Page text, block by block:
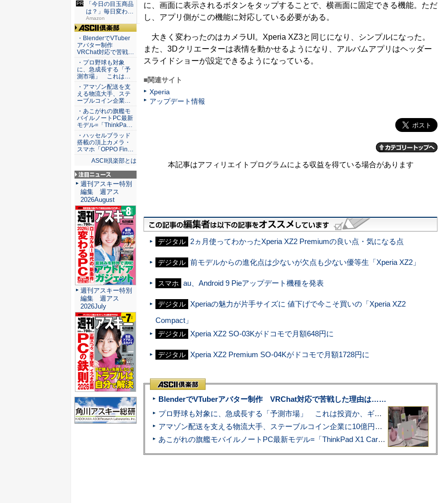
に、画面に表示されるボタンをタップすることで、横画面に固定できる機能。ただ
し、アプリ側がこの機能に対応している必要がある。
大きく変わったのはカメラUI。Xperia XZ3と同じになり、シンプルになった。
また、3Dクリエーターは表情を動かせるようになり、アルバムアプリはヘッダー
スライドショーが設定できるようになっている。
■関連サイト
Xperia
アップデート情報
本記事はアフィリエイトプログラムによる収益を得ている場合があります
デジタル 2ヵ月使ってわかったXperia XZ2 Premiumの良い点・気になる点
デジタル 前モデルからの進化点は少ないが欠点も少ない優等生「Xperia XZ2」
スマホ au、Android 9 Pieアップデート機種を発表
デジタル Xperiaの魅力が片手サイズに 値下げで今こそ買いの「Xperia XZ2
Compact」
デジタル Xperia XZ2 SO-03Kがドコモで月額648円に
デジタル Xperia XZ2 Premium SO-04Kがドコモで月額1728円に
BlenderでVTuberアバター制作 VRChat対応で苦戦した理由は……
プロ野球も対象に、急成長する「予測市場」 これは投資か、ギャンブルか
アマゾン配送を支える物流大手、ステーブルコイン企業に10億円投資のワケ
あこがれの旗艦モバイルノートPC最新モデル=「ThinkPad X1 Carbon Gen 14 Aura Edition」実機レビュー
「今日の目玉商品
は？」毎日変わる
Amaz...
Amazon
ASCII倶楽部
・BlenderでVTuber
アバター制作
VRChat対応で苦戦…
・プロ野球も対象
に、急成長する「予
測市場」 これは…
・アマゾン配送を支
える物流大手、ステ
ーブルコイン企業…
・あこがれの旗艦モ
バイルノートPC最新
モデル=「ThinkPa…
・ハッセルブラッド
搭載の頂上カメラ・
スマホ「OPPO Fin…
ASCII倶楽部とは
注目ニュース
週刊アスキー特別
編集 週アス
2026August
週刊アスキー特別
編集 週アス
2026July